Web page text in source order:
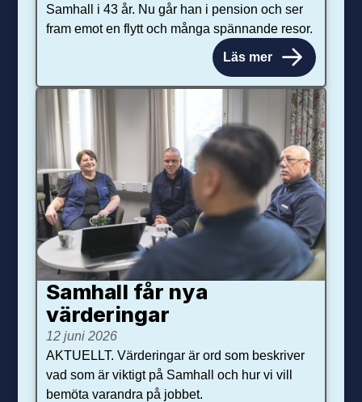
Samhall i 43 år. Nu går han i pension och ser
fram emot en flytt och många spännande resor.
Läs mer
Samhall får nya
värdering­ar
12 juni 2026
AKTUELLT. Värderingar är ord som beskriver
vad som är viktigt på Samhall och hur vi vill
bemöta varandra på jobbet.